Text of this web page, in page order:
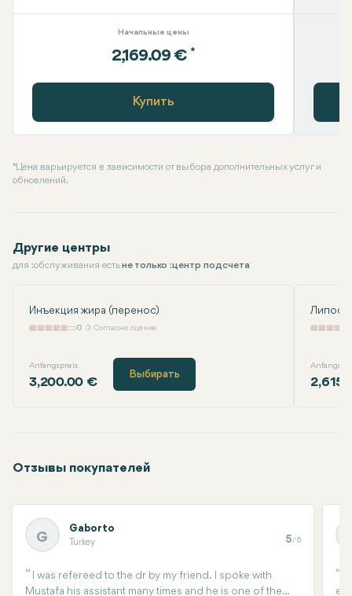
Начальные цены
2,169.09 € *
Купить
* Цена варьируется в зависимости от выбора дополнительных услуг и
обновлений.
Другие центры
для :обслуживания естьне только :центр подсчета
Инъекция жира (перенос)
0 0 Согласно оценке
Anfangspreis
3,200.00 €
Выбирать
Отзывы покупателей
G
Gaborto
Turkey 5/5
I was refereed to the dr by my friend. I spoke with
Mustafa his assistant many times and he is one of the